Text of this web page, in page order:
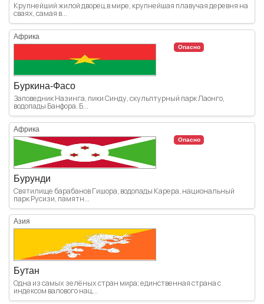
Крупнейший жилой дворец в мире, крупнейшая плавучая деревня на
сваях, самая в...
Африка
Опасно
Буркина-Фасо
Заповедник Назинга, пики Синду, скульптурный парк Лаонго,
водопады Банфора, Б...
Африка
Опасно
Бурунди
Святилище барабанов Гишора, водопады Карера, национальный
парк Русизи, памятн...
Азия
Бутан
Одна из самых зелёных стран мира; единственная страна с
индексом валового нац...